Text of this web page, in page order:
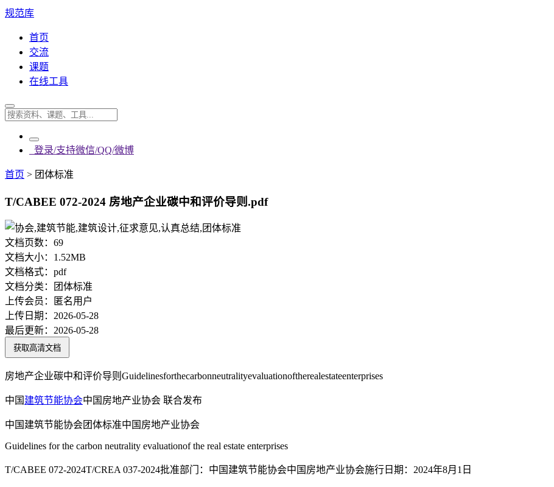
规范库
首页
交流
课题
在线工具
登录/支持微信/QQ/微博
首页 > 团体标准
T/CABEE 072-2024 房地产企业碳中和评价导则.pdf
文档页数： 69
文档大小： 1.52MB
文档格式： pdf
文档分类：
团体标准
上传会员：
匿名用户
上传日期： 2026-05-28
最后更新： 2026-05-28
获取高清文档
房地产企业碳中和评价导则Guidelinesforthecarbonneutralityevaluationoftherealestateenterprises
中国 建筑节能协会中国房地产业协会 联合发布
中国建筑节能协会团体标准中国房地产业协会
Guidelines for the carbon neutrality evaluationof the real estate enterprises
T/CABEE 072-2024T/CREA 037-2024批准部门：中国建筑节能协会中国房地产业协会施行日期：2024年8月1日